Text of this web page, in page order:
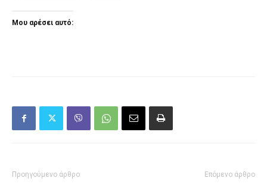
Μου αρέσει αυτό:
Προηγούμενο άρθρο Επόμενο άρθρο